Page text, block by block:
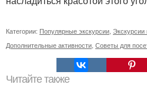
Категории: Популярные экскурсии Экскурсии
Дополнительные активности Советы для
Читайте также